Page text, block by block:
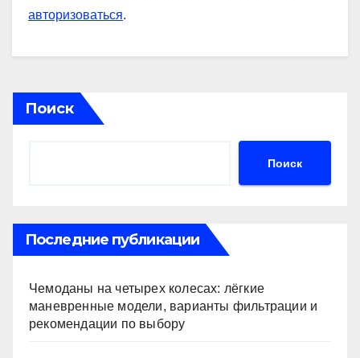
авторизоваться.
Поиск
Поиск
Последние публикации
Чемоданы на четырех колесах: лёгкие
маневренные модели, варианты фильтрации и
рекомендации по выбору